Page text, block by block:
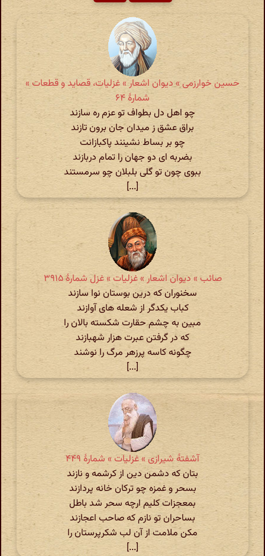
حسین خوارزمی » دیوان اشعار » غزلیات، قصاید و قطعات »
شمارهٔ ۶۴
چو اهل دل بطواف تو عزم ره سازند
براق عشق ز میدان جان برون تازند
چو بر بساط نشینند پاکبازانت
بضربه ای دو جهان را تمام دربازند
ببوی چون تو گلی بلبلان چو سرمستند
[...]
صائب » دیوان اشعار » غزلیات » غزل شمارهٔ ۳۹۱۵
سخنوران که درین بوستان نوا سازند
کباب یکدگر از شعله های آوازند
مبین به چشم حقارت شکسته بالان را
که در گرفتن عبرت هزار شهبازند
چگونه کاسه پرزهر مرگ را نوشند
[...]
آشفتهٔ شیرازی » غزلیات » شمارهٔ ۴۴۹
بتان که دشمن دین از کرشمه و نازند
بسحر و غمزه چو ترکان خانه پردازند
بمعجزات کلیم ارچه سحر شد باطل
بساحران تو نازم که صاحب اعجازند
مکن ملامت از آن لب شکرپرستان را
[...]